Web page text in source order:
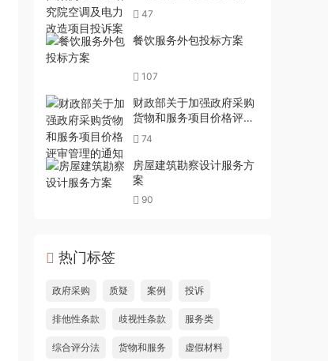
项目投诉案
47
餐饮服务外包投标方案
107
财政部关于加强政府采购
货物和服务项目价格评审
管理的通知
74
房屋建筑勘察设计服务方
案
90
热门标签
政府采购 质疑 案例 投诉
排他性条款 歧视性条款 服务类
综合评分法 货物和服务 虚假材料